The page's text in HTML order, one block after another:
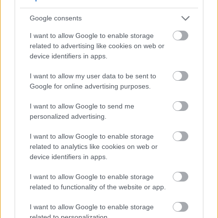
Google consents
I want to allow Google to enable storage
related to advertising like cookies on web or
device identifiers in apps.
I want to allow my user data to be sent to
Google for online advertising purposes.
I want to allow Google to send me
personalized advertising.
I want to allow Google to enable storage
related to analytics like cookies on web or
device identifiers in apps.
I want to allow Google to enable storage
related to functionality of the website or app.
I want to allow Google to enable storage
vegetacijske sezone. Tlo treba ostati ravnomjerno
vlažno, ali nikada prenatopljeno. Redovno
zalijevanje sprječava stres i održava proizvodnju
nježnih listova.
Provjerite vlažnost tla tako što ćete prst umetnuti u
zemlju 2,5 cm duboko. Zalijevajte kada se gornji sloj
osuši. Biljke u saksijama trebaju češće zalijevanje
nego vrtne biljke. Tokom ljetnih vrućina,
svakodnevno zalijevanje može biti neophodno.
Upozorenje o zalijevanju: Prekomjerno zalijevanje
uzrokuje truljenje korijena i žutilo lišća. Osigurajte
da saksije imaju drenažne otvore. Nikada ne
ostavljajte biljke u stajaćoj vodi duži period.
Temperatura i klima
Nana podnosi širok raspon temperatura. Biljka
aktivno raste između 10°C i 22°C. Preživljava lagane